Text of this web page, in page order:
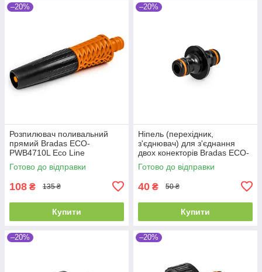
–20%
Розпилювач поливальний
прямий Bradas ECO-
PWB4710L Eco Line
Готово до відправки
108 ₴ 135 ₴
Купити
–20%
Ніпель (перехідник,
з'єднювач) для з'єднання
двох конекторів Bradas ECO-
PWB2200L Eco Line
Готово до відправки
40 ₴ 50 ₴
Купити
–20% –20%